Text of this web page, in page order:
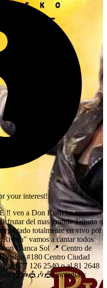
your interest!
‼️ ven a Don Korreko en
del mas grande Tributo a
totalmente en vivo por
vamos a cantar todos
Bianca Sol 📍 Centro de
#180 Centro Ciudad
877 126 2540 o al 81 2648
🎪🎶🎪🎶🎪Comedia y